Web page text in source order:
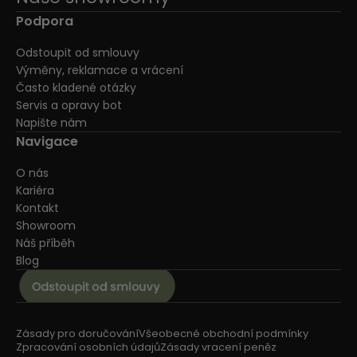
Podpora
Odstoupit od smlouvy
Výměny, reklamace a vrácení
Často kladené otázky
Servis a opravy bot
Napište nám
Navigace
O nás
Kariéra
Kontakt
Showroom
Náš příběh
Blog
Zásady pro doručováníVšeobecné obchodní podmínky
Zpracování osobních údajůZásady vracení peněz